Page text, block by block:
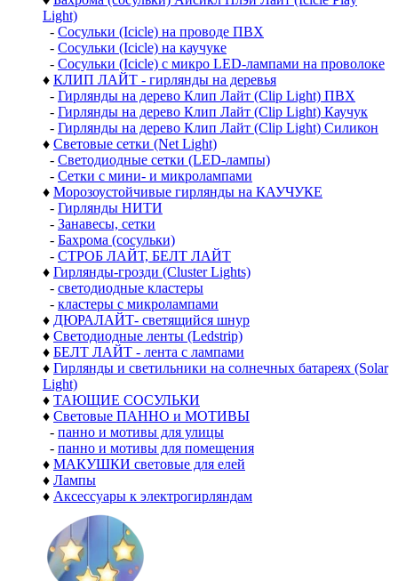
Light)
- Сосульки (Icicle) на проводе ПВХ
- Сосульки (Icicle) на каучуке
- Сосульки (Icicle) с микро LED-лампами на проволоке
♦ КЛИП ЛАЙТ - гирлянды на деревья
- Гирлянды на дерево Клип Лайт (Clip Light) ПВХ
- Гирлянды на дерево Клип Лайт (Clip Light) Каучук
- Гирлянды на дерево Клип Лайт (Clip Light) Силикон
♦ Световые сетки (Net Light)
- Светодиодные сетки (LED-лампы)
- Сетки с мини- и микролампами
♦ Морозоустойчивые гирлянды на КАУЧУКЕ
- Гирлянды НИТИ
- Занавесы, сетки
- Бахрома (сосульки)
- СТРОБ ЛАЙТ, БЕЛТ ЛАЙТ
♦ Гирлянды-грозди (Cluster Lights)
- светодиодные кластеры
- кластеры с микролампами
♦ ДЮРАЛАЙТ- светящийся шнур
♦ Светодиодные ленты (Ledstrip)
♦ БЕЛТ ЛАЙТ - лента с лампами
♦ Гирлянды и светильники на солнечных батареях (Solar
Light)
♦ ТАЮЩИЕ СОСУЛЬКИ
♦ Световые ПАННО и МОТИВЫ
- панно и мотивы для улицы
- панно и мотивы для помещения
♦ МАКУШКИ световые для елей
♦ Лампы
♦ Аксессуары к электрогирляндам